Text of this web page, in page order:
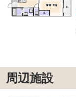
周辺施設